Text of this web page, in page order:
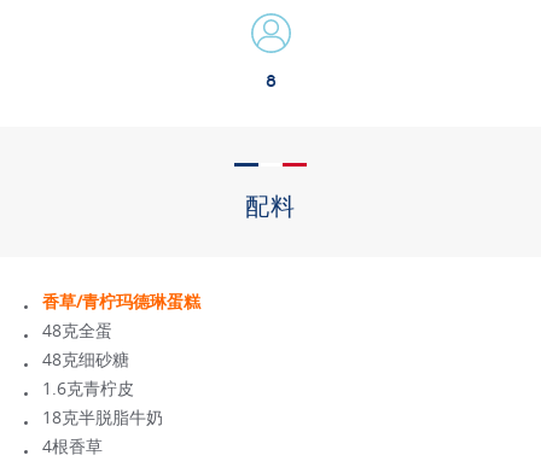
8
配料
香草/青柠玛德琳蛋糕
48克全蛋
48克细砂糖
1.6克青柠皮
18克半脱脂牛奶
4根香草